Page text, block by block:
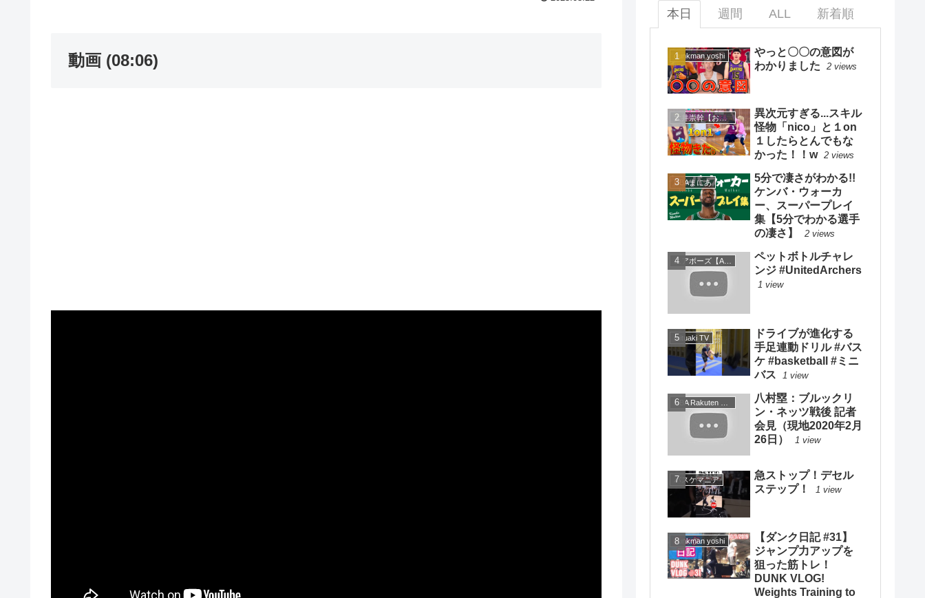
動画 (08:06)
本日 週間 ALL 新着順
dunkman yoshi
やっと〇〇の意図が
わかりました
2 views
大井崇幹【おおいたかよし】
異次元すぎる...スキル
怪物「nico」と１on
１したらとんでもな
かった！！w 2 views
NBAまにあ
5分で凄さがわかる!!
ケンバ・ウォーカ
ー、スーパープレイ
集【5分でわかる選手
の凄さ】
2 views
ペットボトルチャレ
ンジ #UnitedArchers
1 view
mituaki TV
ドライブが進化する
手足連動ドリル #バス
ケ #basketball #ミニ
バス
1 view
八村塁：ブルックリ
ン・ネッツ戦後 記者
会見（現地2020年2月
26日）
1 view
バスケマニア
急ストップ！デセル
ステップ！
1 view
dunkman yoshi
【ダンク日記 #31】
ジャンプ力アップを
狙った筋トレ！
DUNK VLOG!
Weights Training to